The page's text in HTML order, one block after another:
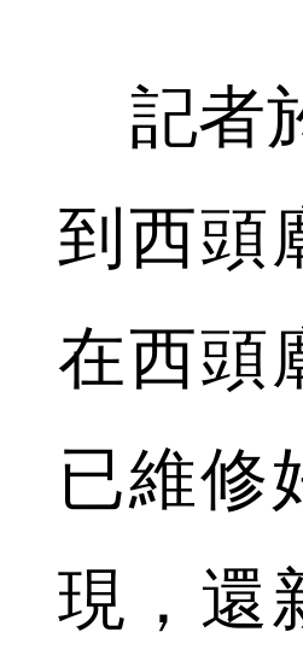
記者
到西頭
在西頭
已維修
現，還